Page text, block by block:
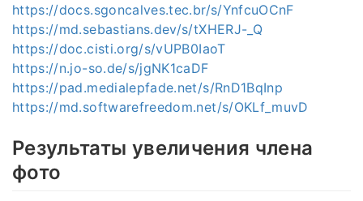
https://docs.sgoncalves.tec.br/s/YnfcuOCnF
https://md.sebastians.dev/s/tXHERJ-_Q
https://doc.cisti.org/s/vUPB0IaoT
https://n.jo-so.de/s/jgNK1caDF
https://pad.medialepfade.net/s/RnD1BqInp
https://md.softwarefreedom.net/s/OKLf_muvD
Результаты увеличения члена
фото